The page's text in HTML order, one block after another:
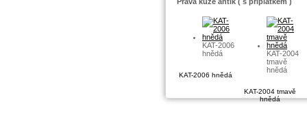
KAT-2006
hnědá
KAT-2006 hnědá
KAT-2004
tmavě
hnědá
KAT-2004 tmavě
hnědá